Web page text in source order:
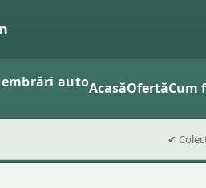
autoAcasăOfertăCum
✔